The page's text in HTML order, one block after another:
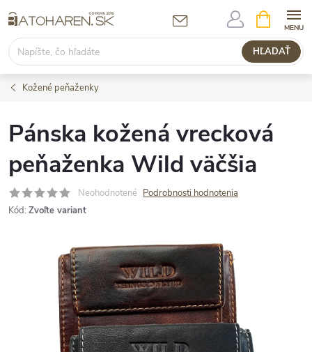
na
obsah
HĽADAŤ
KOŠÍK
Kožené peňaženky
Pánska kožená vrecková
peňaženka Wild väčšia
Neohodnotené Podrobnosti hodnotenia
Kód: Zvoľte variant